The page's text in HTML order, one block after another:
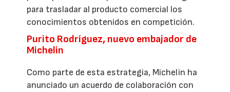
para trasladar al producto comercial los
conocimientos obtenidos en competición.
Purito Rodríguez, nuevo embajador de
Michelin
Como parte de esta estrategia, Michelin ha
anunciado un acuerdo de colaboración con